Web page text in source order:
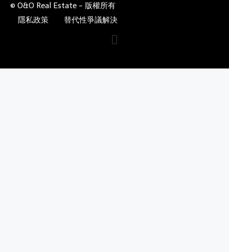
© O&O Real Estate - 版權所有
隱私政策
替代性爭議解決